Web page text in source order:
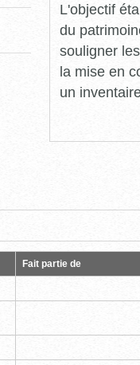
L'objectif
du
souligner
la mise en
un
Fait partie de